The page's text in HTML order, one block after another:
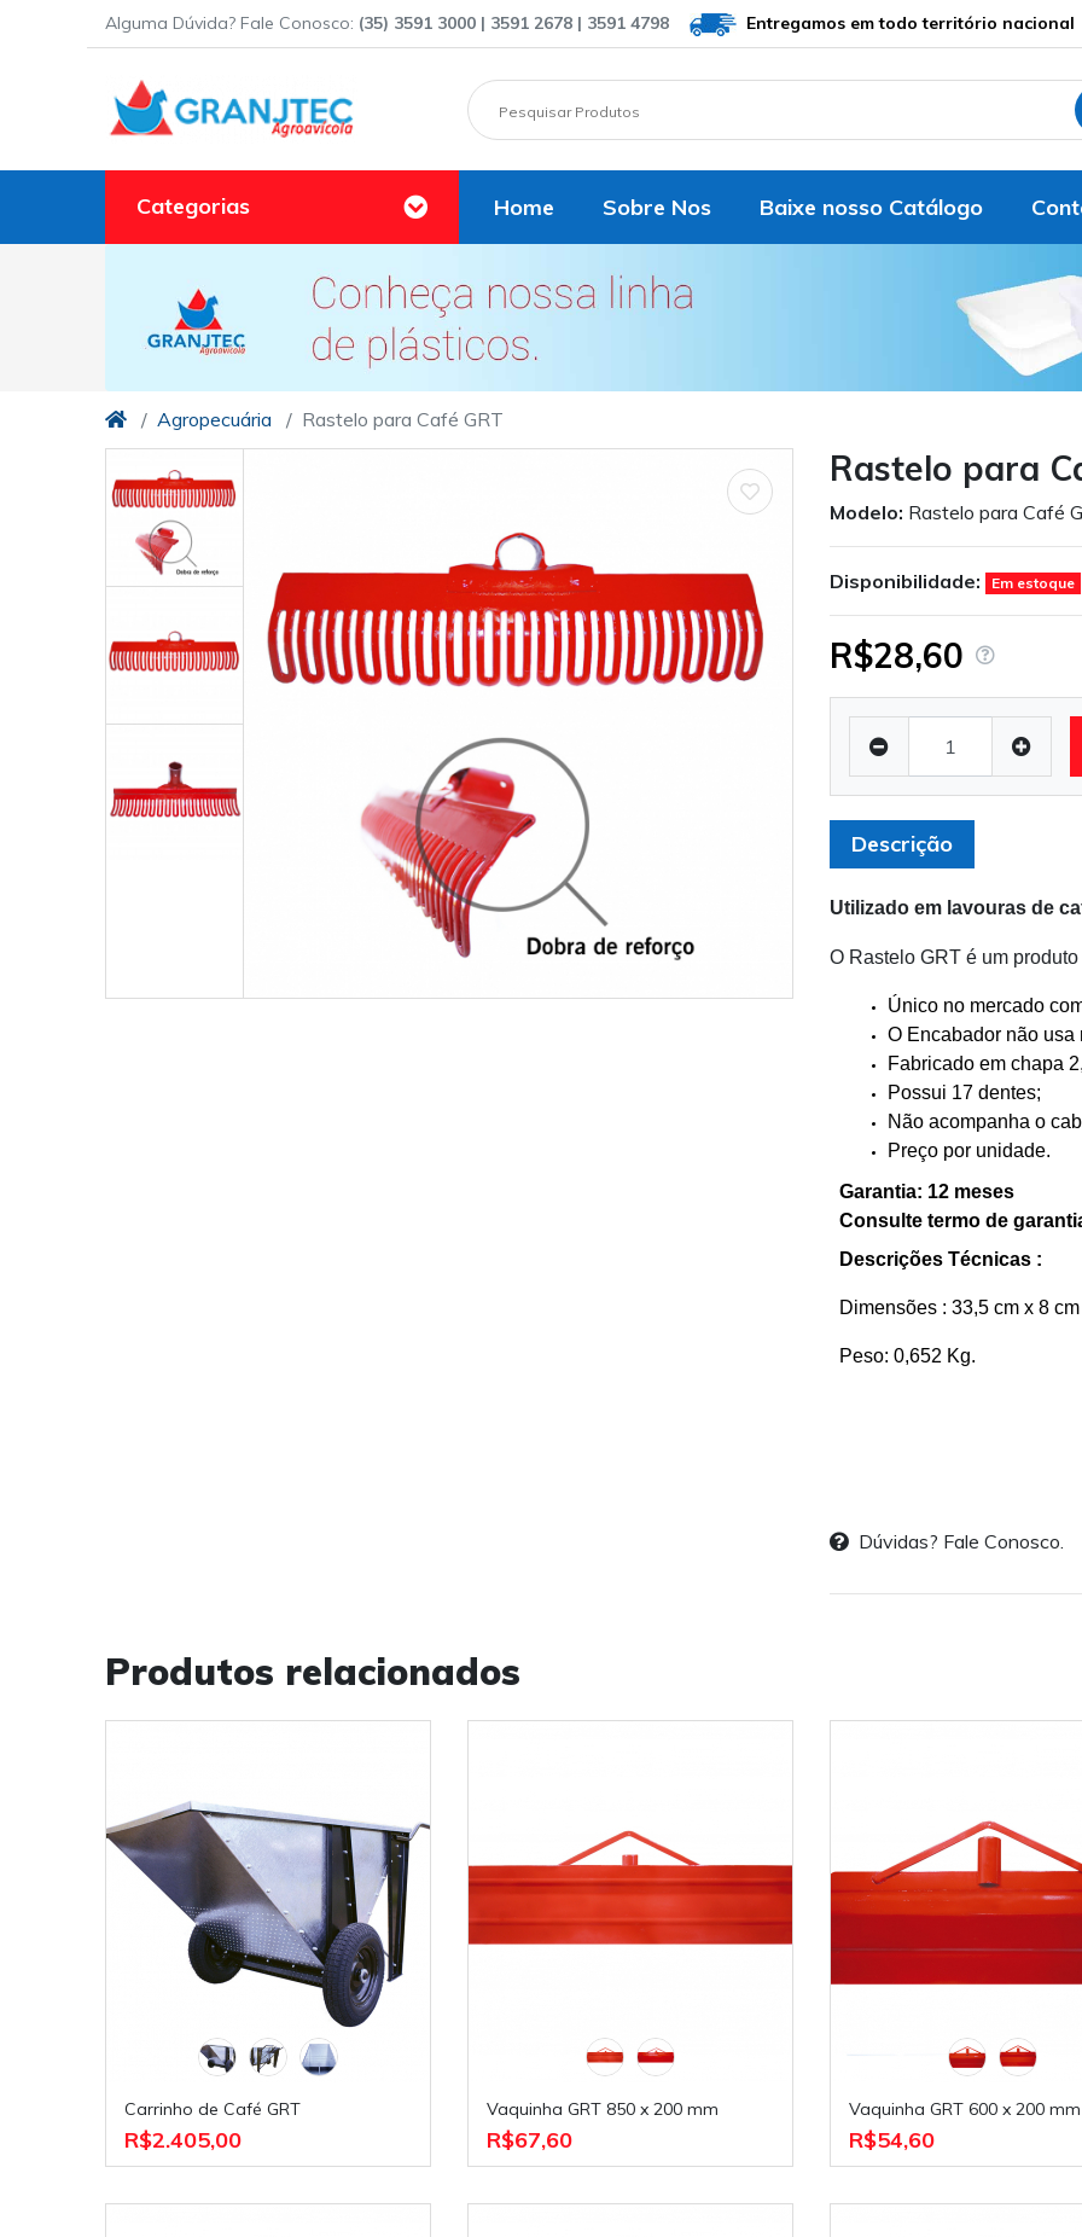
Alguma Dúvida? Fale Conosco: (35) 3591 3000 | 3591 2678 | 3591 4798 Entregamos em todo território nacional
Categorias Home Sobre Nos Baixe nosso Catálogo
Agropecuária Rastelo para Café GRT
Rastelo para
Modelo: Rastelo para Café
Descrição
Utilizado em lavouras de
O Rastelo GRT é um
Único no mercado
O Encabador não usa
Fabricado em chapa
Possui 17 dentes;
Não acompanha o
Preço por unidade.
Garantia: 12 meses
Consulte termo de
Descrições Técnicas :
Dimensões : 33,5 cm x 8 cm
Peso: 0,652 Kg.
Disponibilidade: Em estoque
R$28,60
Dúvidas? Fale Conosco.
Produtos relacionados
Carrinho de Café GRT
R$2.405,00
Vaquinha GRT 850 x 200 mm
R$67,60
Vaquinha GRT 600 x 200 mm
R$54,60